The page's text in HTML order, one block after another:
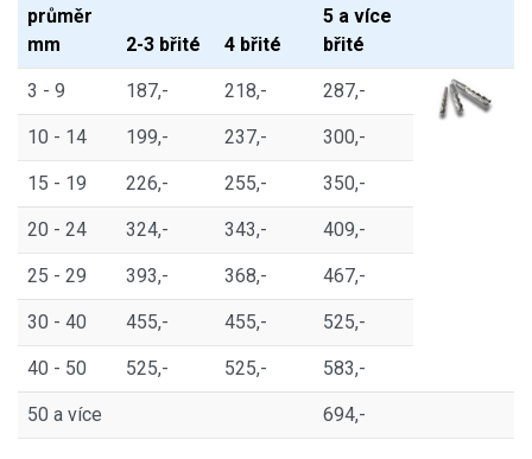
průměr
mm
2-3 břité 4 břité
5 a více
břité
3 - 9 187,- 218,- 287,-
10 - 14 199,- 237,- 300,-
15 - 19 226,- 255,- 350,-
20 - 24 324,- 343,- 409,-
25 - 29 393,- 368,- 467,-
30 - 40 455,- 455,- 525,-
40 - 50 525,- 525,- 583,-
50 a více 694,-